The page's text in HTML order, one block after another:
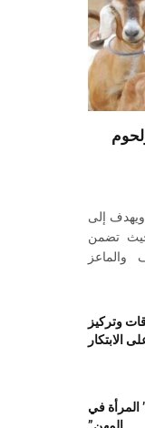
ديسمبر ويهدف إلى
حيث تضمن
والماعز
وتركيز
الابتكار
في